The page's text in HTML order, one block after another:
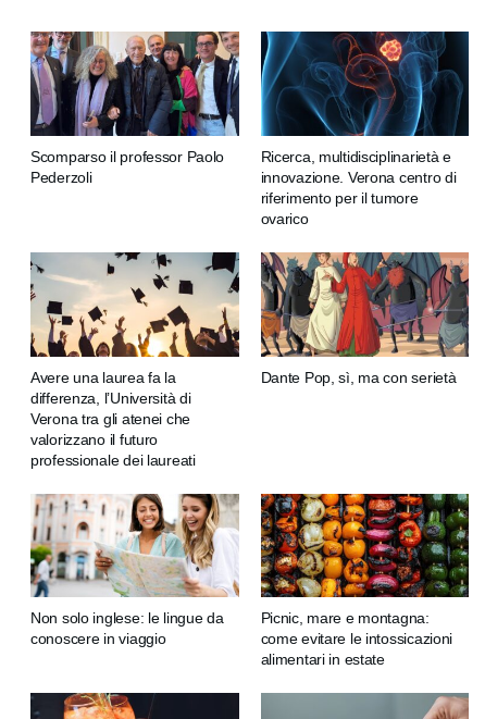
Scomparso il professor Paolo
Pederzoli
Ricerca, multidisciplinarietà e
innovazione. Verona centro di
riferimento per il tumore
ovarico
Avere una laurea fa la
differenza, l’Università di
Verona tra gli atenei che
valorizzano il futuro
professionale dei laureati
Dante Pop, sì, ma con serietà
Non solo inglese: le lingue da
conoscere in viaggio
Picnic, mare e montagna:
come evitare le intossicazioni
alimentari in estate